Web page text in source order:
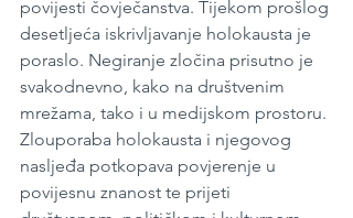
povijesti čovječanstva. Tijekom prošlog
desetljeća iskrivljavanje holokausta je
poraslo. Negiranje zločina prisutno je
svakodnevno, kako na društvenim
mrežama, tako i u medijskom prostoru.
Zlouporaba holokausta i njegovog
nasljeđa potkopava povjerenje u
povijesnu znanost te prijeti